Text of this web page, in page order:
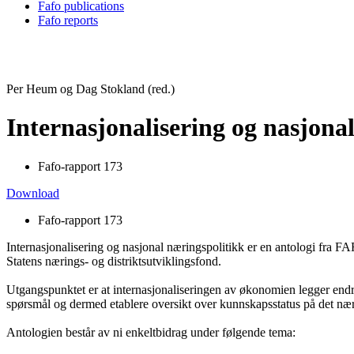
Fafo publications
Fafo reports
Per Heum og Dag Stokland (red.)
Internasjonalisering og
Fafo-rapport 173
Download
Fafo-rapport 173
Internasjonalisering og nasjonal næringspolitikk er en antologi fra
Statens nærings- og distriktsutviklingsfond.
Utgangspunktet er at internasjonaliseringen av økonomien legger
spørsmål og dermed etablere oversikt over kunnskapsstatus på det
Antologien består av ni enkeltbidrag under følgende tema: